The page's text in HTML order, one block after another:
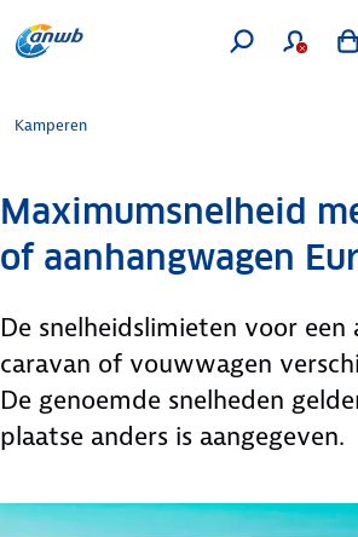
Kamperen
Maximumsnelheid
of aanhangwagen
De snelheidslimieten voor
caravan of vouwwagen
De genoemde snelheden
plaatse anders is aangegeven.